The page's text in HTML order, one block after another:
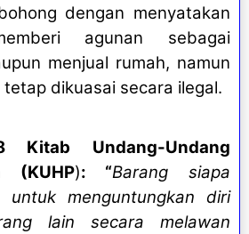
dengan menyatakan
agunan sebagai
menjual rumah, namun
dikuasai secara ilegal.
Kitab Undang-Undang
(KUHP): “Barang siapa
untuk menguntungkan diri
lain secara melawan